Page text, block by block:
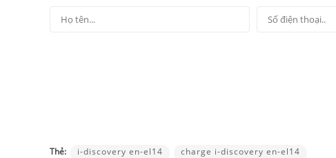
Thẻ: i-discovery en-el14 charge i-discovery en-el14